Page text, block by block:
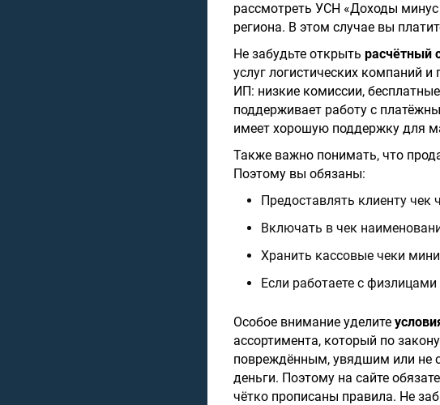
рассмотреть УСН «Доходы минус
региона. В этом случае вы
Не забудьте открыть расчётный
услуг логистических компаний
ИП: низкие комиссии,
поддерживает работу с
имеет хорошую поддержку для
Также важно понимать, что
Поэтому вы обязаны:
Предоставлять клиенту чек
Включать в чек
Хранить кассовые чеки
Если работаете с
Особое внимание уделите
ассортимента, который по
повреждённым, увядшим или не
деньги. Поэтому на сайте
чётко прописаны правила. Не